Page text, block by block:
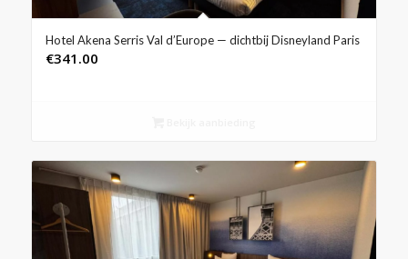
Hotel Akena Serris Val d’Europe — dichtbij Disneyland Paris
€341.00